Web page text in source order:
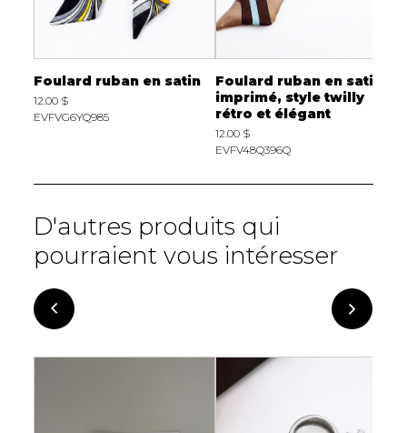
Foulard ruban en satin
12.00 $
EVFVG6YQ985
Foulard ruban en satin
imprimé, style twilly
rétro et élégant
12.00 $
EVFV48Q396Q
D'autres produits qui
pourraient vous intéresser